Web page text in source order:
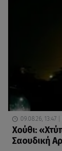
09.08.26, 13:47
Χούθι:
Σαουδική